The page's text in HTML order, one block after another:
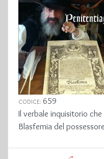
CODICE: 659
Il verbale inquisitorio
Blasfemia del